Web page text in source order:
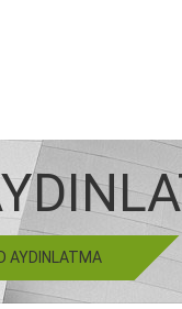
AYDINLATMA